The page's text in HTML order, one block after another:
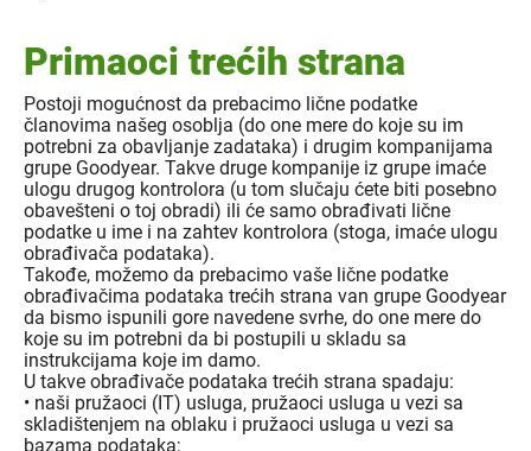
Primaoci trećih strana
Postoji mogućnost da prebacimo lične podatke
članovima našeg osoblja (do one mere do koje su im
potrebni za obavljanje zadataka) i drugim kompanijama
grupe Goodyear. Takve druge kompanije iz grupe imaće
ulogu drugog kontrolora (u tom slučaju ćete biti posebno
obavešteni o toj obradi) ili će samo obrađivati lične
podatke u ime i na zahtev kontrolora (stoga, imaće ulogu
obrađivača podataka).
Takođe, možemo da prebacimo vaše lične podatke
obrađivačima podataka trećih strana van grupe Goodyear
da bismo ispunili gore navedene svrhe, do one mere do
koje su im potrebni da bi postupili u skladu sa
instrukcijama koje im damo.
U takve obrađivače podataka trećih strana spadaju:
• naši pružaoci (IT) usluga, pružaoci usluga u vezi sa
skladištenjem na oblaku i pružaoci usluga u vezi sa
bazama podataka;